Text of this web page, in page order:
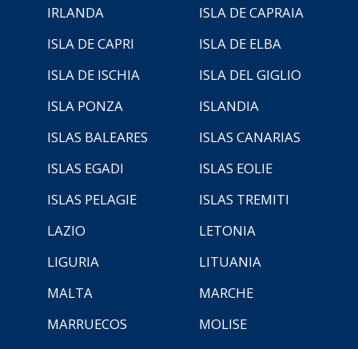
IRLANDA
ISLA DE CAPRAIA
ISLA DE CAPRI
ISLA DE ELBA
ISLA DE ISCHIA
ISLA DEL GIGLIO
ISLA PONZA
ISLANDIA
ISLAS BALEARES
ISLAS CANARIAS
ISLAS EGADI
ISLAS EOLIE
ISLAS PELAGIE
ISLAS TREMITI
LAZIO
LETONIA
LIGURIA
LITUANIA
MALTA
MARCHE
MARRUECOS
MOLISE